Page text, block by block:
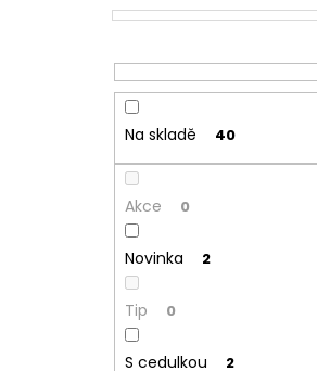
Na skladě 40
Akce 0
Novinka 2
Tip 0
S cedulkou 2